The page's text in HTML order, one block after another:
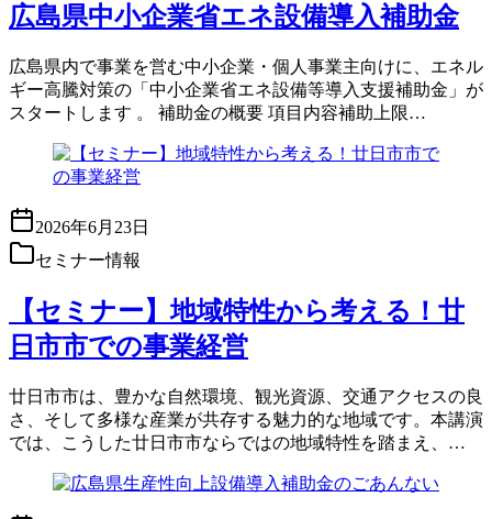
広島県中小企業省エネ設備導入補助金
広島県内で事業を営む中小企業・個人事業主向けに、エネル
ギー高騰対策の「中小企業省エネ設備等導入支援補助金」が
スタートします 。 補助金の概要 項目内容補助上限…
2026年6月23日
セミナー情報
【セミナー】地域特性から考える！廿
日市市での事業経営
廿日市市は、豊かな自然環境、観光資源、交通アクセスの良
さ、そして多様な産業が共存する魅力的な地域です。本講演
では、こうした廿日市市ならではの地域特性を踏まえ、…